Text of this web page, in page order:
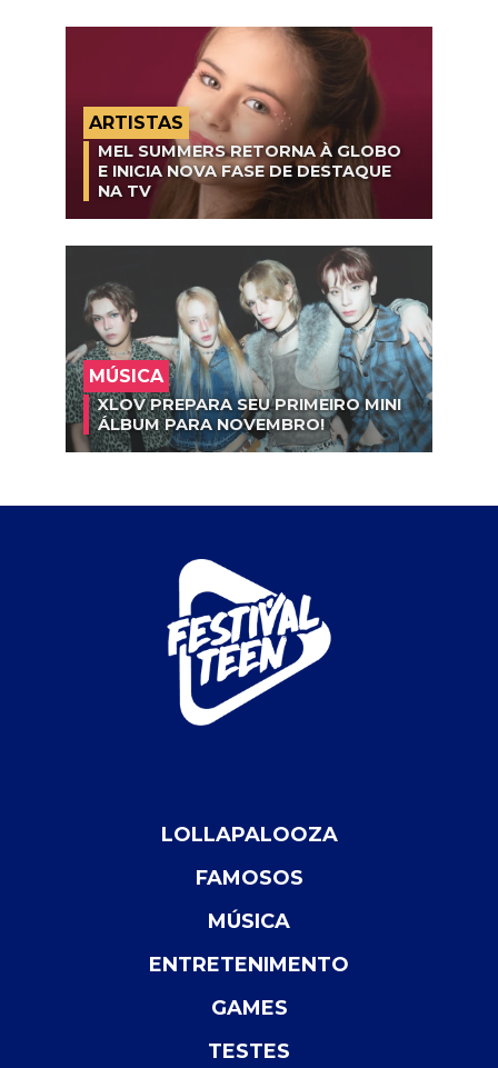
ARTISTAS
MEL SUMMERS RETORNA À GLOBO
E INICIA NOVA FASE DE DESTAQUE
NA TV
MÚSICA
XLOV PREPARA SEU PRIMEIRO MINI
ÁLBUM PARA NOVEMBRO!
LOLLAPALOOZA
FAMOSOS
MÚSICA
ENTRETENIMENTO
GAMES
TESTES